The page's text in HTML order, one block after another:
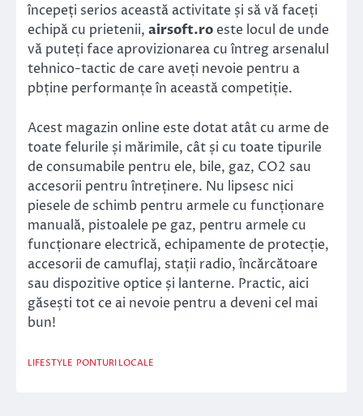
începeți serios această activitate și să vă faceți
echipă cu prietenii, airsoft.ro este locul de unde
vă puteți face aprovizionarea cu întreg arsenalul
tehnico-tactic de care aveți nevoie pentru a
pbține performanțe în această competiție.
Acest magazin online este dotat atât cu arme de
toate felurile și mărimile, cât și cu toate tipurile
de consumabile pentru ele, bile, gaz, CO2 sau
accesorii pentru întreținere. Nu lipsesc nici
piesele de schimb pentru armele cu funcționare
manuală, pistoalele pe gaz, pentru armele cu
funcționare electrică, echipamente de protecție,
accesorii de camuflaj, stații radio, încărcătoare
sau dispozitive optice și lanterne. Practic, aici
găsești tot ce ai nevoie pentru a deveni cel mai
bun!
LIFESTYLE PONTURI LOCALE